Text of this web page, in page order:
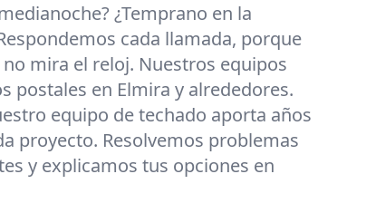
¿Temprano en la
cada llamada, porque
mira el reloj. Nuestros equipos
postales en Elmira y alrededores.
equipo de techado aporta años
proyecto. Resolvemos problemas
y explicamos tus opciones en